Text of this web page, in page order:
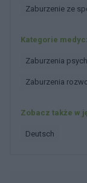
Zaburzenie ze
Kategorie
Zaburzenia
Zaburzenia
Zobacz także w
deutsch